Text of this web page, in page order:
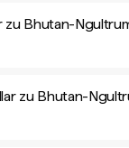
zu Bhutan-
zu Bhutan-